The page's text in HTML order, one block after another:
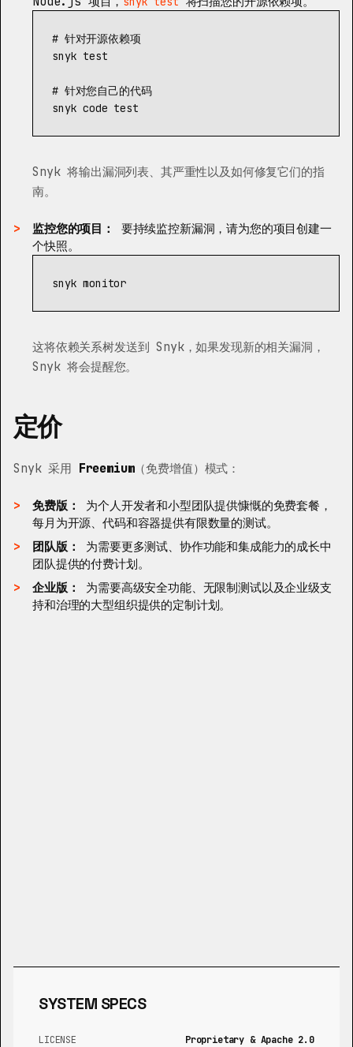
# 针对开源依赖项
snyk test
# 针对您自己的代码
snyk code test
Snyk 将输出漏洞列表、其严重性以及如何修复它们的指
南。
监控您的项目：
要持续监控新漏洞，请为您的项目创建一
个快照。
这将依赖关系树发送到 Snyk，如果发现新的相关漏洞，
Snyk 将会提醒您。
定价
Snyk 采用 Freemium（免费增值）模式：
免费版：
为个人开发者和小型团队提供慷慨的免费套餐，
每月为开源、代码和容器提供有限数量的测试。
团队版：
为需要更多测试、协作功能和集成能力的成长中
团队提供的付费计划。
企业版：
为需要高级安全功能、无限制测试以及企业级支
持和治理的大型组织提供的定制计划。
SYSTEM SPECS
LICENSE Proprietary & Apache 2.0